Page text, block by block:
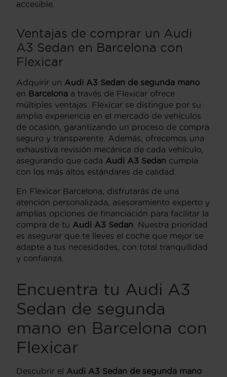
accesible.
Ventajas de comprar un Audi
A3 Sedan en Barcelona con
Flexicar
Adquirir un Audi A3 Sedan de segunda mano
en Barcelona a través de Flexicar ofrece
múltiples ventajas. Flexicar se distingue por su
amplia experiencia en el mercado de vehículos
de ocasión, garantizando un proceso de compra
seguro y transparente. Además, ofrecemos una
exhaustiva revisión mecánica de cada vehículo,
asegurando que cada Audi A3 Sedan cumpla
con los más altos estándares de calidad.
En Flexicar Barcelona, disfrutarás de una
atención personalizada, asesoramiento experto y
amplias opciones de financiación para facilitar la
compra de tu Audi A3 Sedan . Nuestra prioridad
es asegurar que te lleves el coche que mejor se
adapte a tus necesidades, con total tranquilidad
y confianza.
Encuentra tu Audi A3
Sedan de segunda
mano en Barcelona con
Flexicar
Descubrir el Audi A3 Sedan de segunda mano